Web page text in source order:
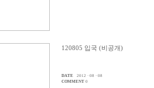
120805 입국 (비공개)
DATE
2012 · 08 · 08
COMMENT 0